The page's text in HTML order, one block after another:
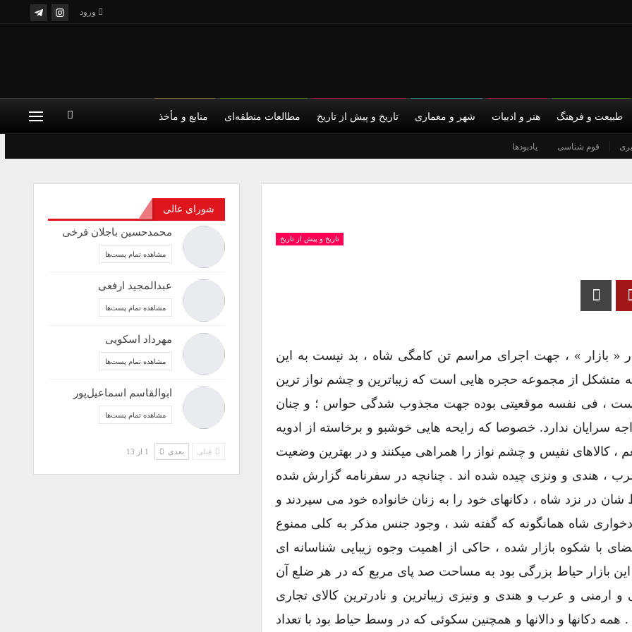
ورود
با ما حمایت مالی حریم خصوصی
طبیعت و فرهنگ هنر و ادبیات شهر و معماری تاریخ و پیش از تاریخ
قوم شناسی یادبودها
مطالعات منطقه‌ای منابع و مأخذ
تاریخ و پیش از تاریخ
بازار » ، جهت اجرای مراسم تن کامگی شاه ، بد نیست به این
متشکل از مجموعه حجره هایی است که زیباترین و چشم نواز ترین
، فی نفسه موقعیتی بوده جهت مجذوب شدگی حواس ؛ و چنان
سرایان ندارد. خصوصا که رایحه هایی خوشبو و برخاسته از ادویه
نفیس و چشم نواز را همراهی میکنند و در بهترین وضعیت
، هندی و ونزی چیده شده اند . چنانچه در سفرنامه گزارش شده
در نزد شاه ، دکانهای خود را به زنان خانواده خود می سپردند و
شاه همانگونه که گفته شد ، وجود جنس مذکر به کلی ممنوع
با شکوه بازار شده ، حاکی از اهمیت وجوه زیبایی شناسانه ای
بازار حیاط بزرگی بود به مساحت صد پای مربع که در هر ضلع آن
و ارمنی و عرب و هندی و ونیزی زیباترین و نادرترین کالای تجاری
دکانها و دالانها و همچنین سکوئی که در وسط حیاط بود با تعداد
شورای عالی
محمدحسین باجلان فرخی
مشاهده تمام پست‌ها
عبدالمجید ارفعی
مشاهده تمام پست‌ها
مهرداد اسکویی
مشاهده تمام پست‌ها
ابوالقاسم اسماعیل‌پور
مشاهده تمام پست‌ها
قبلی بعدی 1 از 13